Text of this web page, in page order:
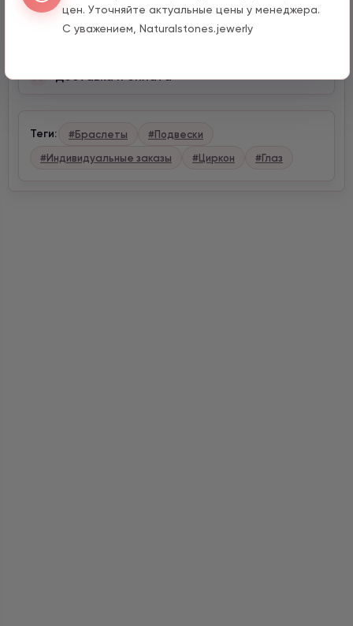
цен. Уточняйте актуальные цены у менеджера.
С уважением, Naturalstones.jewerly
Характеристики
Доставка и оплата
Теги: #Браслеты
#Подвески
#Индивидуальные заказы
#Циркон #Глаз